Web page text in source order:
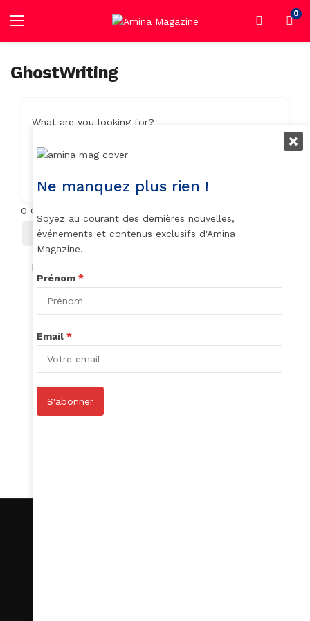
0
GhostWriting
What are you looking for?
Location
0 Objets trouvés
Filter Trier Par
No listings found.
Ne manquez plus rien !
Soyez au courant des dernières nouvelles,
événements et contenus exclusifs d'Amina
Magazine.
Prénom *
Email *
S'abonner